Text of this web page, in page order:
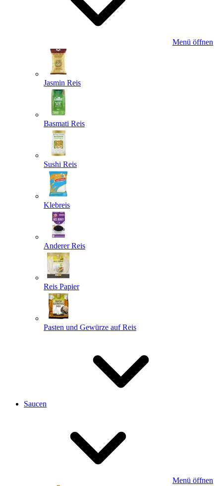
Menü öffnen
Jasmin Reis
Basmati Reis
Sushi Reis
Klebreis
Anderer Reis
Reis Papier
Pasten und Gewürze auf Reis
Saucen
Menü öffnen